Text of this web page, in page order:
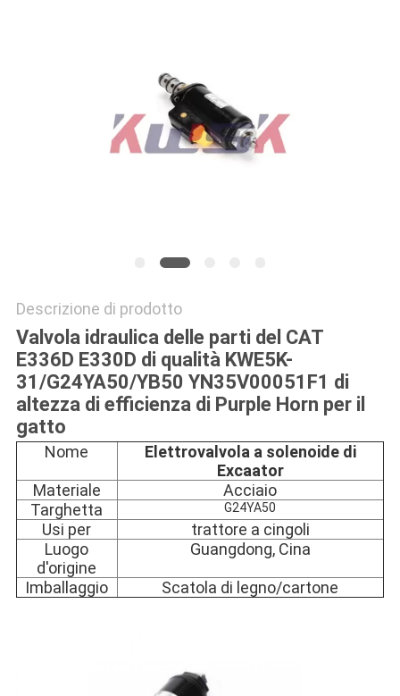
Descrizione di prodotto
Valvola idraulica delle parti del CAT
E336D E330D di qualità KWE5K-
31/G24YA50/YB50 YN35V00051F1 di
altezza di efficienza di Purple Horn per il
gatto
Nome
Elettrovalvola a solenoide di
Excaator
Materiale
Acciaio
Targhetta
G24YA50
Usi per
trattore a cingoli
Luogo
d'origine
Guangdong, Cina
Imballaggio Scatola di legno/cartone